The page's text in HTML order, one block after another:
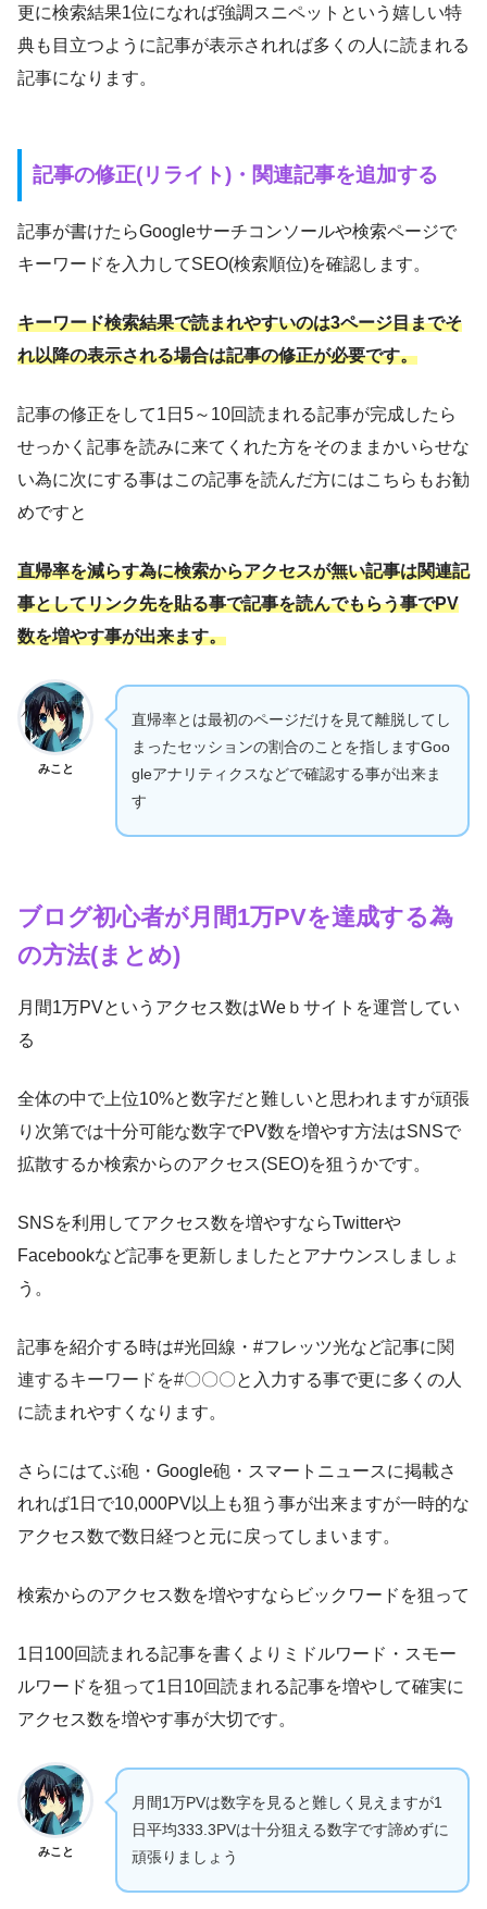
更に検索結果1位になれば強調スニペットという嬉しい特
典も目立つように記事が表示されれば多くの人に読まれる
記事になります。
記事の修正(リライト)・関連記事を追加する
記事が書けたらGoogleサーチコンソールや検索ページで
キーワードを入力してSEO(検索順位)を確認します。
キーワード検索結果で読まれやすいのは3ページ目までそ
れ以降の表示される場合は記事の修正が必要です。
記事の修正をして1日5～10回読まれる記事が完成したら
せっかく記事を読みに来てくれた方をそのままかいらせな
い為に次にする事はこの記事を読んだ方にはこちらもお勧
めですと
直帰率を減らす為に検索からアクセスが無い記事は関連記
事としてリンク先を貼る事で記事を読んでもらう事でPV
数を増やす事が出来ます。
みこと
直帰率とは最初のページだけを見て離脱してし
まったセッションの割合のことを指しますGoo
gleアナリティクスなどで確認する事が出来ま
す
ブログ初心者が月間1万PVを達成する為
の方法(まとめ)
月間1万PVというアクセス数はWeｂサイトを運営してい
る
全体の中で上位10%と数字だと難しいと思われますが頑張
り次第では十分可能な数字でPV数を増やす方法はSNSで
拡散するか検索からのアクセス(SEO)を狙うかです。
SNSを利用してアクセス数を増やすならTwitterや
Facebookなど記事を更新しましたとアナウンスしましょ
う。
記事を紹介する時は#光回線・#フレッツ光など記事に関
連するキーワードを#〇〇〇と入力する事で更に多くの人
に読まれやすくなります。
さらにはてぶ砲・Google砲・スマートニュースに掲載さ
れれば1日で10,000PV以上も狙う事が出来ますが一時的な
アクセス数で数日経つと元に戻ってしまいます。
検索からのアクセス数を増やすならビックワードを狙って
1日100回読まれる記事を書くよりミドルワード・スモー
ルワードを狙って1日10回読まれる記事を増やして確実に
アクセス数を増やす事が大切です。
みこと
月間1万PVは数字を見ると難しく見えますが1
日平均333.3PVは十分狙える数字です諦めずに
頑張りましょう